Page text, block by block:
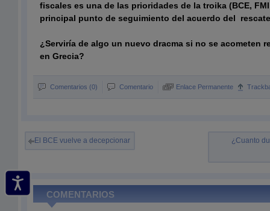
fiscales es una de las prioridades de la troika (BCE,
principal punto de seguimiento del acuerdo del
¿Serviría de algo un nuevo dracma si no se acometen
en Grecia?
Comentarios (0) Comentario Enlace Permanente
El BCE vuelve a decepcionar ¿Cuanto
COMENTARIOS